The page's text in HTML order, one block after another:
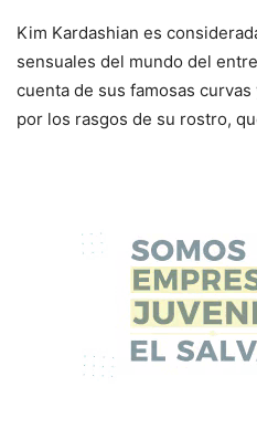
Kim Kardashian es
sensuales del mundo del
cuenta de sus famosas
por los rasgos de su rostro,